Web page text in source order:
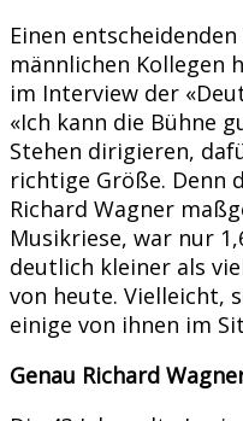
Einen
männlichen Kollegen
im Interview der
«Ich kann die Bühne
Stehen dirigieren,
richtige Größe. Denn
Richard Wagner
Musikriese, war nur
deutlich kleiner als
von heute. Vielleicht,
einige von ihnen im
Genau Richard